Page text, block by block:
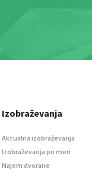
Izobraževanja
Aktualna izobraževanja
Izobraževanja po meri
Najem dvorane